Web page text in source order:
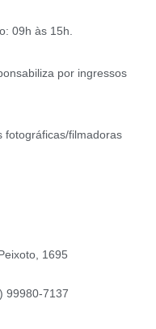
09h às 15h.
por ingressos
fotográficas/filmadoras
1695
99980-7137